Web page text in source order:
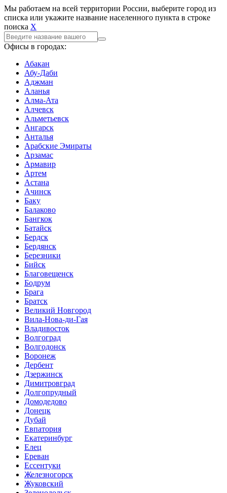
Мы работаем на всей территории России, выберите город из
списка или укажите название населенного пункта в строке
поиска X
Офисы в городах:
Абакан
Абу-Даби
Аджман
Аланья
Алма-Ата
Алчевск
Альметьевск
Ангарск
Анталья
Арабские Эмираты
Арзамас
Армавир
Артем
Астана
Ачинск
Баку
Балаково
Бангкок
Батайск
Бердск
Бердянск
Березники
Бийск
Благовещенск
Бодрум
Брага
Братск
Великий Новгород
Вила-Нова-ди-Гая
Владивосток
Волгоград
Волгодонск
Воронеж
Дербент
Дзержинск
Димитровград
Долгопрудный
Домодедово
Донецк
Дубай
Евпатория
Екатеринбург
Елец
Ереван
Ессентуки
Железногорск
Жуковский